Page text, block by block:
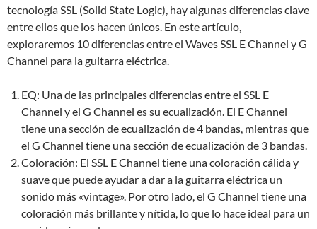
tecnología SSL (Solid State Logic), hay algunas diferencias clave
entre ellos que los hacen únicos. En este artículo,
exploraremos 10 diferencias entre el Waves SSL E Channel y G
Channel para la guitarra eléctrica.
EQ: Una de las principales diferencias entre el SSL E
Channel y el G Channel es su ecualización. El E Channel
tiene una sección de ecualización de 4 bandas, mientras que
el G Channel tiene una sección de ecualización de 3 bandas.
Coloración: El SSL E Channel tiene una coloración cálida y
suave que puede ayudar a dar a la guitarra eléctrica un
sonido más «vintage». Por otro lado, el G Channel tiene una
coloración más brillante y nítida, lo que lo hace ideal para un